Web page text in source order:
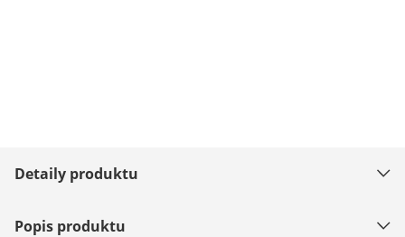
Detaily produktu
Popis produktu